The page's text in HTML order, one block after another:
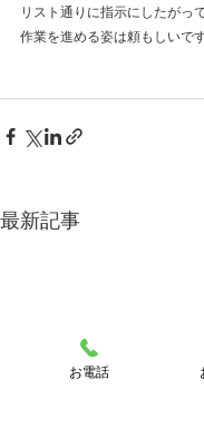
リスト通りに指示にしたがっ
作業を進める姿は頼もしいで
最新記事
お電話